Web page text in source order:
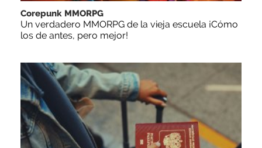
Corepunk MMORPG
Un verdadero MMORPG de la vieja escuela ¡Cómo
los de antes, pero mejor!